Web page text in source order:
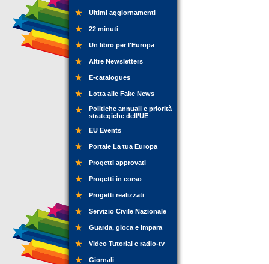
Ultimi aggiornamenti
22 minuti
Un libro per l'Europa
Altre Newsletters
E-catalogues
Lotta alle Fake News
Politiche annuali e priorità
strategiche dell’UE
EU Events
Portale La tua Europa
Progetti approvati
Progetti in corso
Progetti realizzati
Servizio Civile Nazionale
Guarda, gioca e impara
Video Tutorial e radio-tv
Giornali